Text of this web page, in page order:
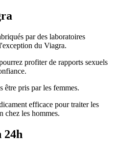
par des laboratoires
du Viagra.
profiter de rapports sexuels
être pris par les femmes.
efficace pour traiter les
chez les hommes.
24h